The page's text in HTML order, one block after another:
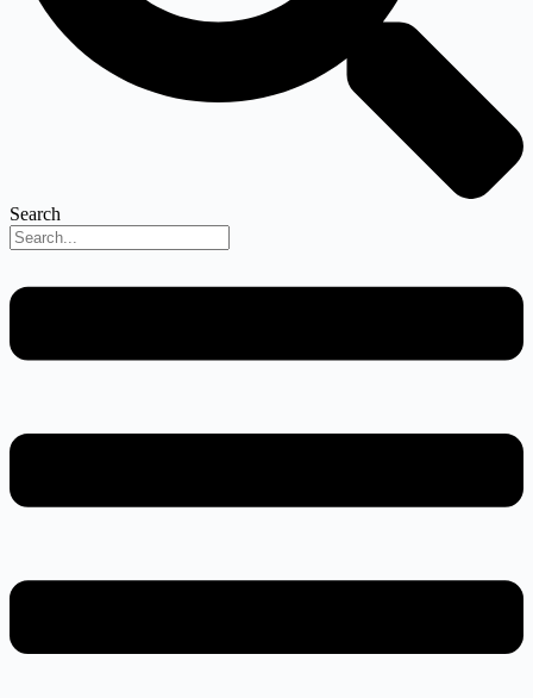
Search